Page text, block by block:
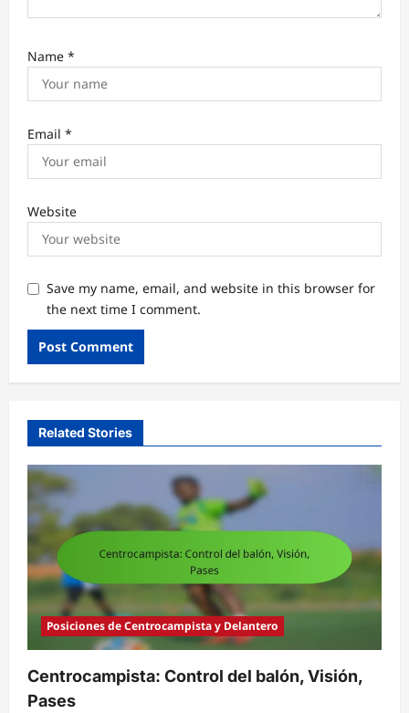
Name *
Email *
Website
Save my name, email, and website in this browser for
the next time I comment.
Related Stories
Posiciones de Centrocampista y Delantero
Centrocampista: Control del balón, Visión,
Pases